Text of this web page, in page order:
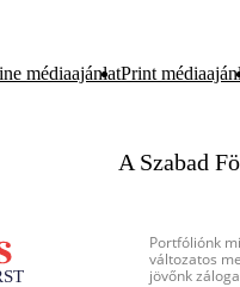
médiaajánlatPrint
A Szabad
Portfóliónk
változatos
jövőnk